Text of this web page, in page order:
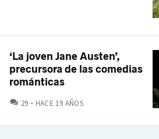
‘La joven Jane Austen’,
precursora de las comedias
románticas
29 COMENTARIOS
HACE 19 AÑOS